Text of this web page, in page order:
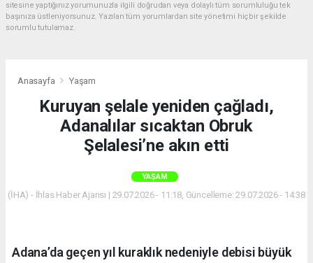
sitesine yaptığınız yorumunuzla ilgili doğrudan veya dolaylı tüm sorumluluğu tek
başınıza üstleniyorsunuz. Yazılan tüm yorumlardan site yönetimi hiçbir şekilde
sorumlu tutulamaz.
Anasayfa Yaşam
Kuruyan şelale yeniden çağladı,
Adanalılar sıcaktan Obruk
Şelalesi’ne akın etti
YAŞAM
(İHA) - İhlas Haber Ajansı | 29.07.2026 - 11:18, Güncelleme: 29.07.2026 - 14:38
Adana’da geçen yıl kuraklık nedeniyle debisi büyük